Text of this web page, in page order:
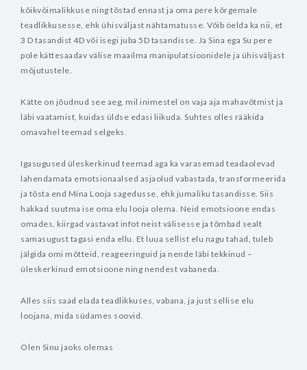
kõikvõimalikkuse ning tõstad ennast ja oma pere kõrgemale
teadlikkusesse, ehk ühisväljast nähtamatusse. Võib öelda ka nii, et
3 D tasandist 4D või isegi juba 5D tasandisse. Ja Sina ega Su pere
pole kättesaadav välise maailma manipulatsioonidele ja ühisväljast
mõjutustele.
Kätte on jõudnud see aeg, mil inimestel on vaja aja mahavõtmist ja
läbi vaatamist, kuidas üldse edasi liikuda. Suhtes olles rääkida
omavahel teemad selgeks.
Igasugused üleskerkinud teemad aga ka varasemad teadaolevad
lahendamata emotsionaalsed asjaolud vabastada, transformeerida
ja tõsta end Mina Looja sagedusse, ehk jumaliku tasandisse. Siis
hakkad suutma ise oma elu looja olema. Neid emotsioone endas
omades, kiirgad vastavat infot neist välisesse ja tõmbad sealt
samasugust tagasi enda ellu. Et luua sellist elu nagu tahad, tuleb
jälgida omi mõtteid, reageeringuid ja nende läbi tekkinud –
üleskerkinud emotsioone ning nendest vabaneda.
Alles siis saad elada teadlikkuses, vabana, ja just sellise elu
loojana, mida südames soovid.
Olen Sinu jaoks olemas